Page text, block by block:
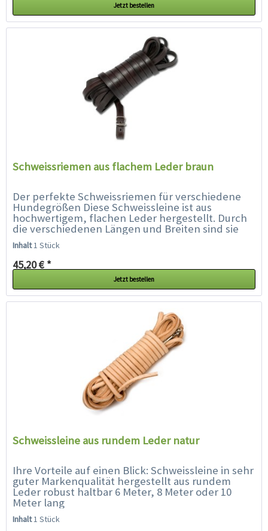
Jetzt bestellen
Schweissriemen aus flachem Leder braun
Der perfekte Schweissriemen für verschiedene
Hundegrößen Diese Schweissleine ist aus
hochwertigem, flachen Leder hergestellt. Durch
die verschiedenen Längen und Breiten sind sie
für die unterschiedlichsten...
Inhalt1 Stück
45,20 € *
Jetzt bestellen
Schweissleine aus rundem Leder natur
Ihre Vorteile auf einen Blick: Schweissleine in sehr
guter Markenqualität hergestellt aus rundem
Leder robust haltbar 6 Meter, 8 Meter oder 10
Meter lang
Inhalt1 Stück